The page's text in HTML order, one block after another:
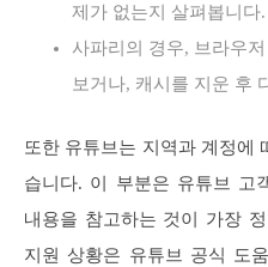
제가 없는지 살펴봅니다.
사파리의 경우, 브라우
보거나, 캐시를 지운 후
또한 유튜브는 지역과 계정에
습니다. 이 부분은 유튜브 고
내용을 참고하는 것이 가장
지원 상황은 유튜브 공식 도